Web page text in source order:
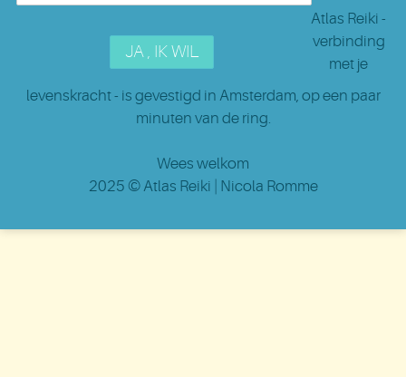
Atlas Reiki -
verbinding
met je
levenskracht - is gevestigd in Amsterdam, op een paar
minuten van de ring.
Wees welkom
2025 ©Atlas Reiki | Nicola Romme